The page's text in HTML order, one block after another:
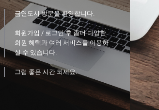
금연도시 방문을 환영합니다.
회원가입 / 로그인 후 좀더 다양한
회원 혜택과 여러 서비스를 이용하
실 수 있습니다.
그럼 좋은 시간 되세요.